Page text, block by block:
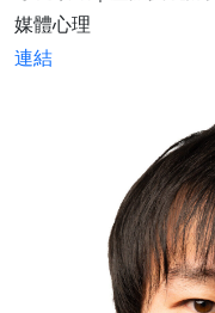
媒體心理
連結